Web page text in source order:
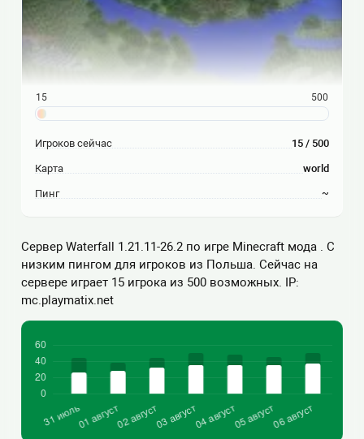
Сервер Waterfall 1.21.11-26.2 по игре Minecraft мода . С
низким пингом для игроков из Польша. Сейчас на
сервере играет 15 игрока из 500 возможных. IP:
mc.playmatix.net
15 500
Игроков сейчас 15 / 500
Карта world
Пинг ~